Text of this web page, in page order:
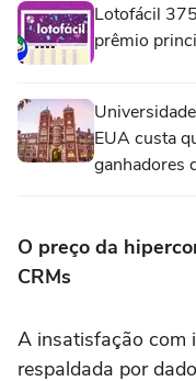
Lotofácil
prêmio
EUA custa
ganhadores
O preço da
CRMs
A insatisfação com
respaldada por